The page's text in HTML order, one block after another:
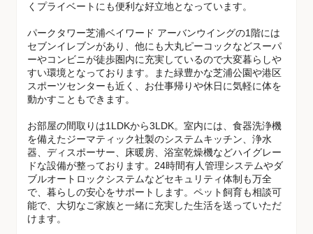
くプライベートにも便利な好立地となっています。
パークタワー芝浦ベイワード アーバンウイングの1階には
セブンイレブンがあり、他にも大丸ピーコックなどスーパ
ーやコンビニが徒歩圏内に充実しているので大変暮らしや
すい環境となっております。また緑豊かな芝浦公園や港区
スポーツセンターも近く、お仕事帰りや休日に気軽に体を
動かすこともできます。
お部屋の間取りは1LDKから3LDK。室内には、食器洗浄機
を備えたジーマティック社製のシステムキッチン、浄水
器、ディスポーサー、床暖房、浴室乾燥機などハイグレー
ドな設備が整っております。24時間有人管理システムやダ
ブルオートロックシステムなどセキュリティ体制も万全
で、暮らしの安心をサポートします。ペット飼育も相談可
能で、大切なご家族と一緒に充実した生活を送っていただ
けます。